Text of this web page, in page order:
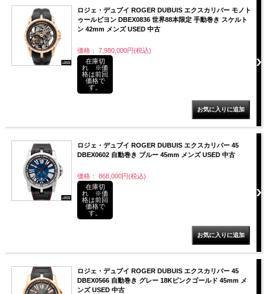
ロジェ・デュブイ ROGER DUBUIS エクスカリバー モノト
ゥールビヨン DBEX0836 世界88本限定 手動巻き スケルト
ン 42mm メンズ USED 中古
価格： 7,980,000円(税込)
在庫切
れ ※価
格は前回
価格で
す。
ロジェ・デュブイ ROGER DUBUIS エクスカリバー 45
DBEX0602 自動巻き ブルー 45mm メンズ USED 中古
価格： 868,000円(税込)
在庫切
れ ※価
格は前回
価格で
す。
ロジェ・デュブイ ROGER DUBUIS エクスカリバー 45
DBEX0566 自動巻き グレー 18Kピンクゴールド 45mm メ
ンズ USED 中古